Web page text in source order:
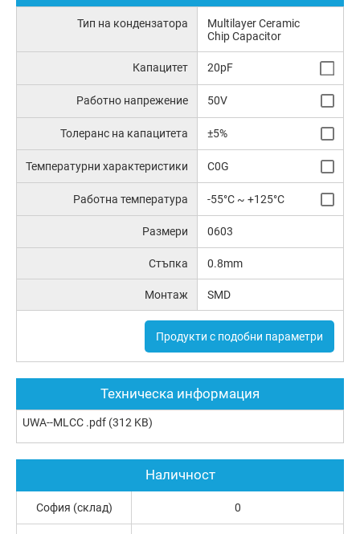
Тип на кондензатора
Multilayer Ceramic
Chip Capacitor
Капацитет 20pF
Работно напрежение 50V
Толеранс на капацитета ±5%
Температурни характеристики C0G
Работна температура -55°C ~ +125°C
Размери 0603
Стъпка 0.8mm
Монтаж SMD
Продукти с подобни параметри
Техническа информация
UWA--MLCC .pdf (312 KB)
Наличност
София (склад) 0